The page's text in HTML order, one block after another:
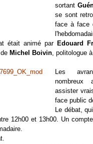
sortant
se sont
face à face
était animé par Edouard
Michel Boivin, politologue
Les
nombreux
assister
face public
Le débat,
12h00 et 13h00. Un